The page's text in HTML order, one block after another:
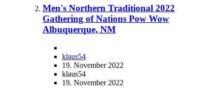
Men's Northern Traditional 2022
Gathering of Nations Pow Wow
Albuquerque, NM
klaus54
19. November 2022
klaus54
19. November 2022